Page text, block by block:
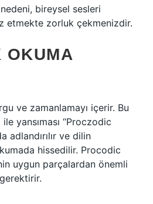
bireysel sesleri
etmekte zorluk çekmenizdir.
OKUMA
ve zamanlamayı içerir. Bu
yansıması “Proczodic
adlandırılır ve dilin
hissedilir. Procodic
uygun parçalardan önemli